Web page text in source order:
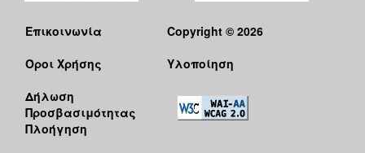
Επικοινωνία
Όροι Χρήσης
Δήλωση
Προσβασιμότητας
Πλοήγηση
Copyright © 2026
Υλοποίηση